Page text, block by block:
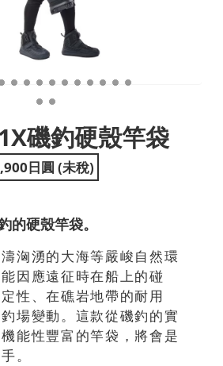
磯釣硬殼竿袋
日圓 (未稅)
的硬殼竿袋。
洶湧的大海等嚴峻自然環
因應遠征時在船上的碰
性、在礁岩地帶的耐用
場變動。這款從磯釣的實
能性豐富的竿袋，將會是
。